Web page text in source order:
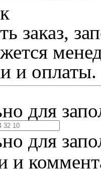
заказ,
и оплаты.
для
для
и